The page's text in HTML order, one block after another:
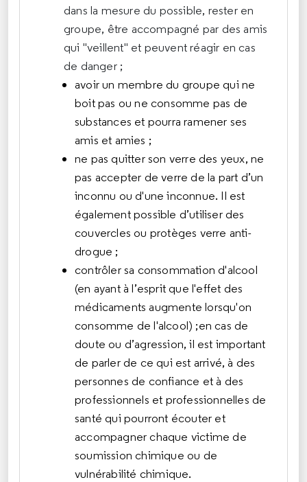
dans la mesure du possible, rester en
groupe, être accompagné par des amis
qui "veillent" et peuvent réagir en cas
de danger ;
avoir un membre du groupe qui ne
boit pas ou ne consomme pas de
substances et pourra ramener ses
amis et amies ;
ne pas quitter son verre des yeux, ne
pas accepter de verre de la part d’un
inconnu ou d'une inconnue. Il est
également possible d’utiliser des
couvercles ou protèges verre anti-
drogue ;
contrôler sa consommation d'alcool
(en ayant à l’esprit que l'effet des
médicaments augmente lorsqu'on
consomme de l'alcool) ;en cas de
doute ou d’agression, il est important
de parler de ce qui est arrivé, à des
personnes de confiance et à des
professionnels et professionnelles de
santé qui pourront écouter et
accompagner chaque victime de
soumission chimique ou de
vulnérabilité chimique.